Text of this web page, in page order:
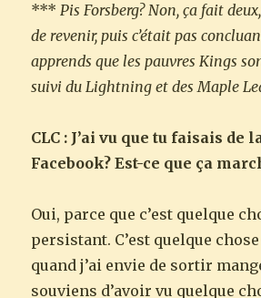
***Pis Forsberg? Non, ça fait
de revenir, puis c’était pas
apprends que les pauvres Kings
suivi du Lightning et des Maple
CLC : J’ai vu que tu faisais de
Facebook? Est-ce que ça
Oui, parce que c’est quelque
persistant. C’est quelque
quand j’ai envie de sortir
souviens d’avoir vu quelque